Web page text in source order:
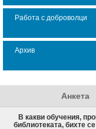
Работа с доброволци
Архив
Анкета
В какви обучения,
библиотеката, бихте